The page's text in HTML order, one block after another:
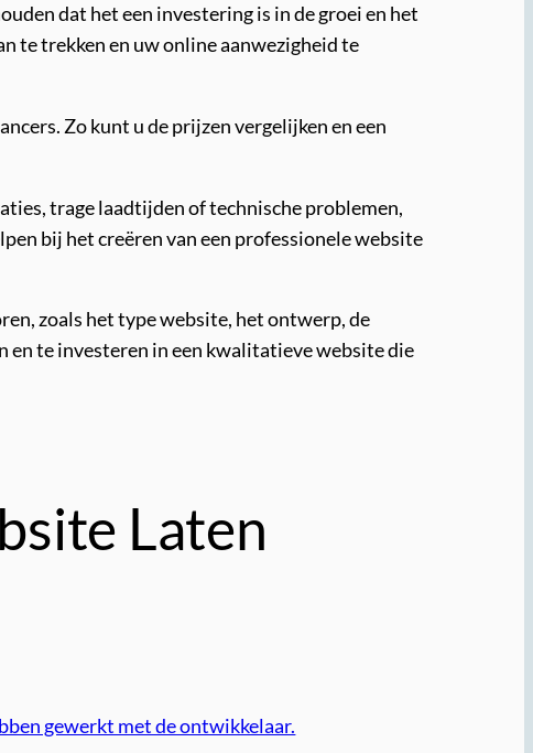
dat het een investering is in de groei en het
te trekken en uw online aanwezigheid te
Zo kunt u de prijzen vergelijken en een
trage laadtijden of technische problemen,
bij het creëren van een professionele website
zoals het type website, het ontwerp, de
te investeren in een kwalitatieve website die
Laten
gewerkt met de ontwikkelaar.